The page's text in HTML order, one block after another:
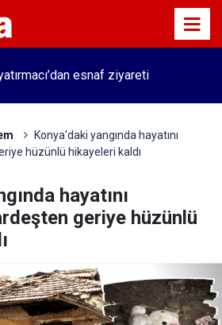
esnaf ziyareti
Konya'daki yangında hayatını
hüzünlü hikayeleri kaldı
hayatını
geriye hüzünlü